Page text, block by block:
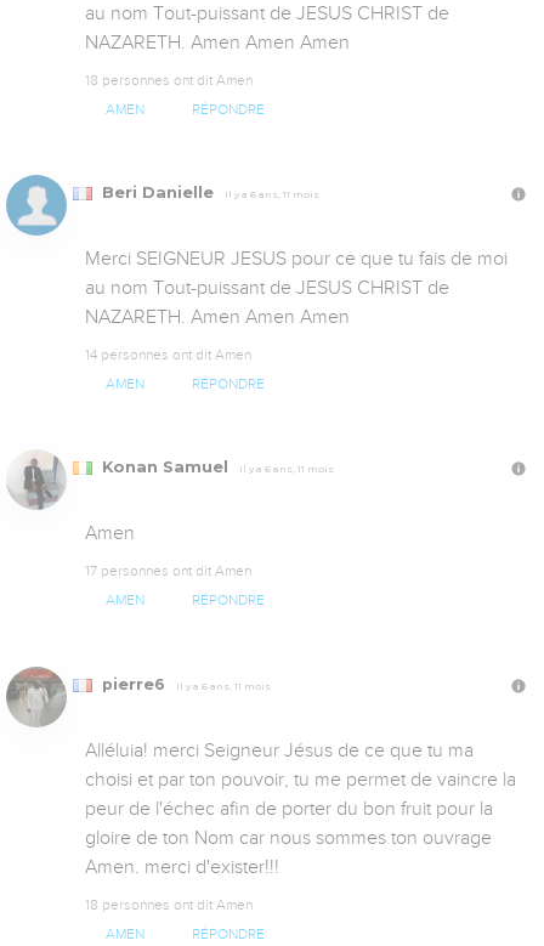
au nom Tout-puissant de JESUS CHRIST de
NAZARETH. Amen Amen Amen
18 personnes ont dit Amen
AMEN RÉPONDRE
Beri Danielle Il y a 6 ans, 11 mois
Merci SEIGNEUR JESUS pour ce que tu fais de moi
au nom Tout-puissant de JESUS CHRIST de
NAZARETH. Amen Amen Amen
14 personnes ont dit Amen
AMEN RÉPONDRE
Konan Samuel Il y a 6 ans, 11 mois
Amen
17 personnes ont dit Amen
AMEN RÉPONDRE
pierre6 Il y a 6 ans, 11 mois
Alléluia! merci Seigneur Jésus de ce que tu ma
choisi et par ton pouvoir, tu me permet de vaincre la
peur de l'échec afin de porter du bon fruit pour la
gloire de ton Nom car nous sommes ton ouvrage
Amen. merci d'exister!!!
18 personnes ont dit Amen
AMEN RÉPONDRE